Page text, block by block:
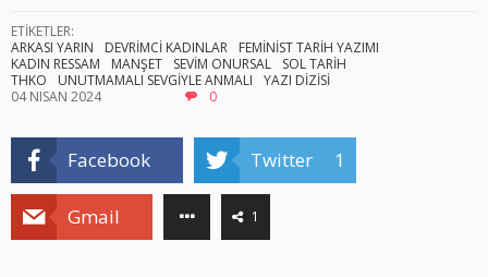
ETİKETLER:
ARKASI YARIN
DEVRİMCİ KADINLAR
FEMİNİST TARİH YAZIMI
KADIN RESSAM
MANŞET SEVİM ONURSAL
SOL TARİH
THKO
UNUTMAMALI SEVGİYLE ANMALI
YAZI DİZİSİ
04 NISAN 2024
0
Facebook Twitter 1
Gmail 1